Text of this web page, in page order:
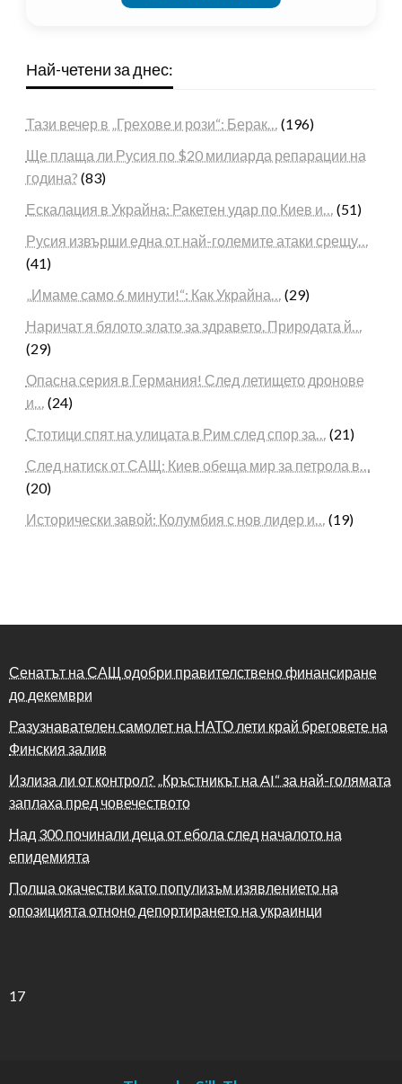
Най-четени за днес:
Тази вечер в „Грехове и рози“: Берак… (196)
Ще плаща ли Русия по $20 милиарда репарации на
година? (83)
Ескалация в Украйна: Ракетен удар по Киев и… (51)
Русия извърши една от най-големите атаки срещу…
(41)
„Имаме само 6 минути!“: Как Украйна… (29)
Наричат я бялото злато за здравето. Природата й…
(29)
Опасна серия в Германия! След летището дронове
и… (24)
Стотици спят на улицата в Рим след спор за… (21)
След натиск от САЩ: Киев обеща мир за петрола в…
(20)
Исторически завой: Колумбия с нов лидер и… (19)
Сенатът на САЩ одобри правителствено финансиране
до декември
Разузнавателен самолет на НАТО лети край бреговете на
Финския залив
Излиза ли от контрол? „Кръстникът на AI“ за най-голямата
заплаха пред човечеството
Над 300 починали деца от ебола след началото на
епидемията
Полша окачестви като популизъм изявлението на
опозицията отноно депортирането на украинци
17